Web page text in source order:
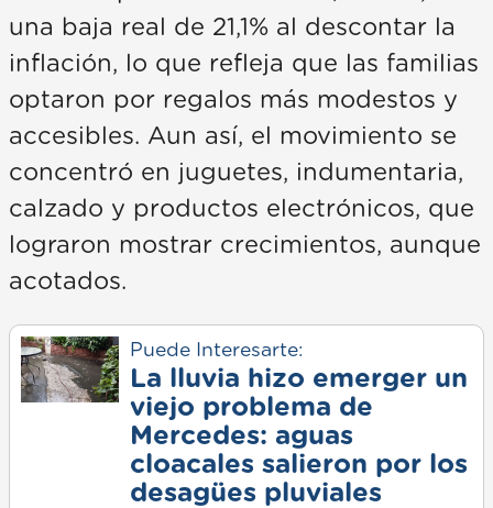
una baja real de 21,1% al descontar la
inflación, lo que refleja que las familias
optaron por regalos más modestos y
accesibles. Aun así, el movimiento se
concentró en juguetes, indumentaria,
calzado y productos electrónicos, que
lograron mostrar crecimientos, aunque
acotados.
Puede Interesarte:
La lluvia hizo emerger un
viejo problema de
Mercedes: aguas
cloacales salieron por los
desagües pluviales